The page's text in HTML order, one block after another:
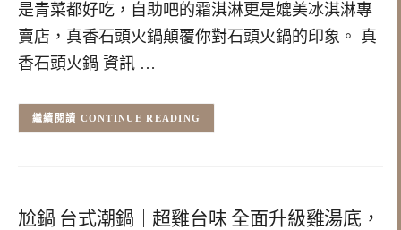
是青菜都好吃，自助吧的霜淇淋更是媲美冰淇淋專
賣店，真香石頭火鍋顛覆你對石頭火鍋的印象。 真
香石頭火鍋 資訊 …
CONTINUE READING
尬鍋 台式潮鍋｜超雞台味 全面升級雞湯底，